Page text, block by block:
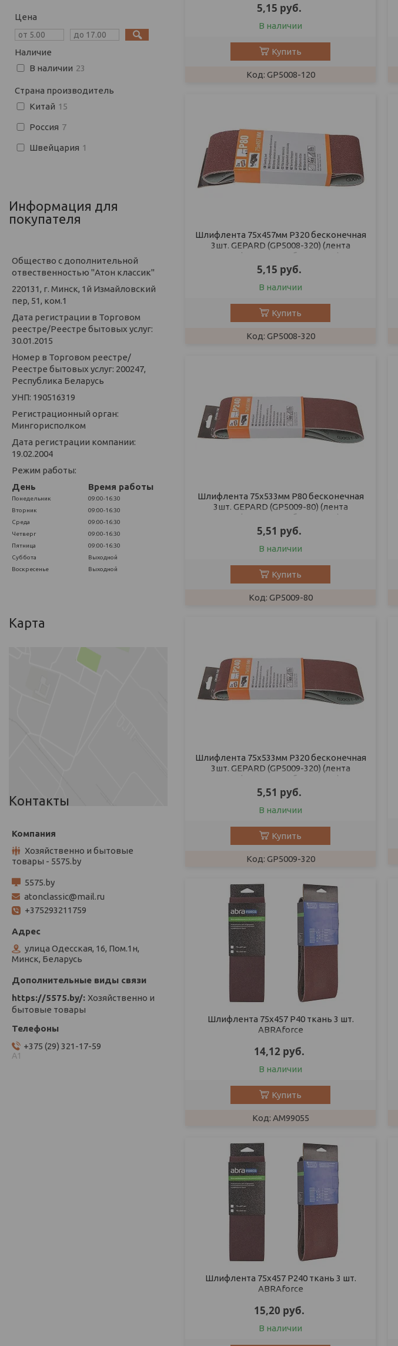
5,15 руб.
В наличии
Купить
GP5008-120
Шлифлента 75х457мм Р320 бесконечная
3шт. GEPARD (GP5008-320) (лента
шлифовальная абразивная)
5,15 руб.
В наличии
Купить
GP5008-320
Шлифлента 75х533мм Р80 бесконечная
3шт. GEPARD (GP5009-80) (лента
шлифовальная абразивная)
5,51 руб.
В наличии
Купить
GP5009-80
Шлифлента 75х533мм Р320 бесконечная
3шт. GEPARD (GP5009-320) (лента
шлифовальная абразивная)
5,51 руб.
В наличии
Купить
GP5009-320
Шлифлента 75х457 P40 ткань 3 шт.
ABRAforce
14,12 руб.
В наличии
Купить
AM99055
Шлифлента 75х457 P240 ткань 3 шт.
ABRAforce
15,20 руб.
В наличии
Цена
Наличие
В наличии 23
Страна производитель
Китай 15
Россия 7
Швейцария 1
Информация для
покупателя
Общество с дополнительной
отвественностью "Атон классик"
220131, г. Минск, 1й Измайловский
пер, 51, ком.1
Дата регистрации в Торговом
реестре/Реестре бытовых услуг:
30.01.2015
Номер в Торговом реестре/
Реестре бытовых услуг: 200247,
Республика Беларусь
УНП: 190516319
Регистрационный орган:
Мингорисполком
Дата регистрации компании:
19.02.2004
Режим работы:
День
Время работы
Понедельник
09:00-16:30
Вторник
09:00-16:30
Среда
09:00-16:30
Четверг
09:00-16:30
Пятница
09:00-16:30
Суббота
Выходной
Воскресенье
Выходной
Карта
Контакты
Хозяйственно и бытовые
товары - 5575.by
5575.by
atonclassic@mail.ru
+375293211759
улица Одесская, 16, Пом.1н,
Минск, Беларусь
https://5575.by/ Хозяйственно и
бытовые товары
+375 (29) 321-17-59
А1